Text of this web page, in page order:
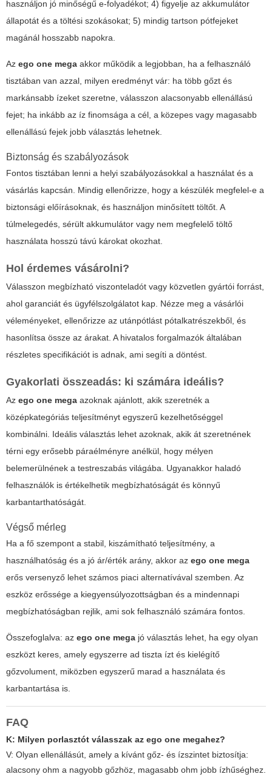
használjon jó minőségű e-folyadékot; 4) figyelje az akkumulátor
állapotát és a töltési szokásokat; 5) mindig tartson pótfejeket
magánál hosszabb napokra.
Az ego one mega akkor működik a legjobban, ha a felhasználó
tisztában van azzal, milyen eredményt vár: ha több gőzt és
markánsabb ízeket szeretne, válasszon alacsonyabb ellenállású
fejet; ha inkább az íz finomsága a cél, a közepes vagy magasabb
ellenállású fejek jobb választás lehetnek.
Biztonság és szabályozások
Fontos tisztában lenni a helyi szabályozásokkal a használat és a
vásárlás kapcsán. Mindig ellenőrizze, hogy a készülék megfelel-e a
biztonsági előírásoknak, és használjon minősített töltőt. A
túlmelegedés, sérült akkumulátor vagy nem megfelelő töltő
használata hosszú távú károkat okozhat.
Hol érdemes vásárolni?
Válasszon megbízható viszonteladót vagy közvetlen gyártói forrást,
ahol garanciát és ügyfélszolgálatot kap. Nézze meg a vásárlói
véleményeket, ellenőrizze az utánpótlást pótalkatrészekből, és
hasonlítsa össze az árakat. A hivatalos forgalmazók általában
részletes specifikációt is adnak, ami segíti a döntést.
Gyakorlati összeadás: ki számára ideális?
Az ego one mega azoknak ajánlott, akik szeretnék a
középkategóriás teljesítményt egyszerű kezelhetőséggel
kombinálni. Ideális választás lehet azoknak, akik át szeretnének
térni egy erősebb páraélményre anélkül, hogy mélyen
belemerülnének a testreszabás világába. Ugyanakkor haladó
felhasználók is értékelhetik megbízhatóságát és könnyű
karbantarthatóságát.
Végső mérleg
Ha a fő szempont a stabil, kiszámítható teljesítmény, a
használhatóság és a jó ár/érték arány, akkor az ego one mega
erős versenyző lehet számos piaci alternatívával szemben. Az
eszköz erőssége a kiegyensúlyozottságban és a mindennapi
megbízhatóságban rejlik, ami sok felhasználó számára fontos.
Összefoglalva: az ego one mega jó választás lehet, ha egy olyan
eszközt keres, amely egyszerre ad tiszta ízt és kielégítő
gőzvolument, miközben egyszerű marad a használata és
karbantartása is.
FAQ
K: Milyen porlasztót válasszak az ego one megahez?
V: Olyan ellenállásút, amely a kívánt gőz- és ízszintet biztosítja:
alacsony ohm a nagyobb gőzhöz, magasabb ohm jobb ízhűséghez.